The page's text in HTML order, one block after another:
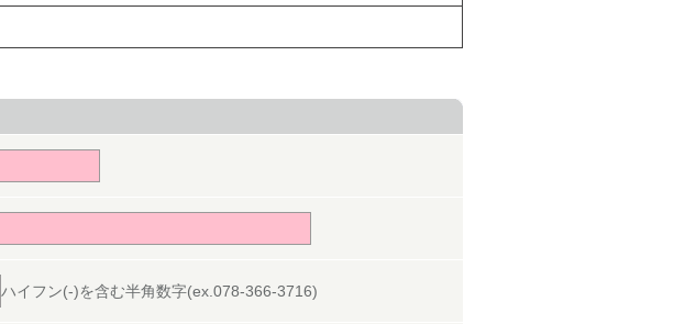
ハイフン(-)を含む半角数字(ex.078-366-3716)